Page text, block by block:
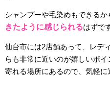
シャンプーや毛染めもできるか
きたように感じられるはずで
仙台市には2店舗あって、レデ
らも非常に近いのが嬉しいポ
寄れる場所にあるので、気軽に